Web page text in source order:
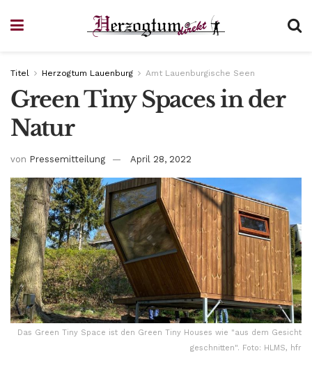
Titel Herzogtum Lauenburg Amt Lauenburgische Seen
Green Tiny Spaces in der
Natur
von Pressemitteilung April 28, 2022
Das Green Tiny Space ist den Green Tiny Houses wie "aus dem Gesicht
geschnitten". Foto: HLMS, hfr